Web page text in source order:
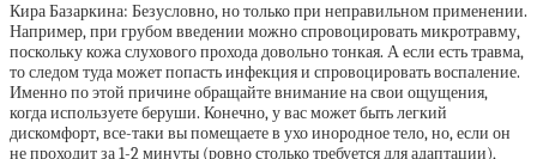
Кира Базаркина: Безусловно, но только при неправильном применении.
Например, при грубом введении можно спровоцировать микротравму,
поскольку кожа слухового прохода довольно тонкая. А если есть травма,
то следом туда может попасть инфекция и спровоцировать воспаление.
Именно по этой причине обращайте внимание на свои ощущения,
когда используете беруши. Конечно, у вас может быть легкий
дискомфорт, все-таки вы помещаете в ухо инородное тело, но, если он
не проходит за 1-2 минуты (ровно столько требуется для адаптации),